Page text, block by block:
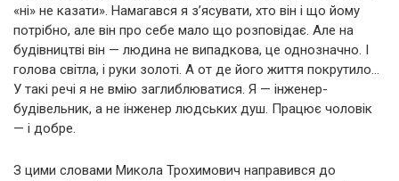
«ні» не казати». Намагався я з’ясувати, хто він і що йому
потрібно, але він про себе мало що розповідає. Але на
будівництві він — людина не випадкова, це однозначно. І
голова світла, і руки золоті. А от де його життя покрутило…
У такі речі я не вмію заглиблюватися. Я — інженер-
будівельник, а не інженер людських душ. Працює чоловік
— і добре.
З цими словами Микола Трохимович направився до